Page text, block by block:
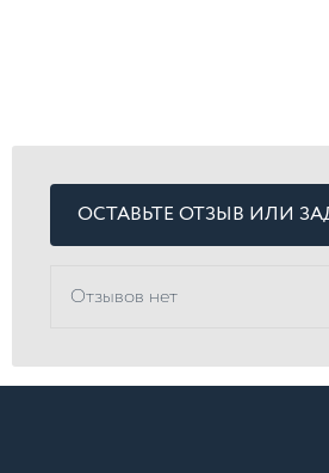
ОСТАВЬТЕ ОТЗЫВ ИЛИ
Отзывов нет